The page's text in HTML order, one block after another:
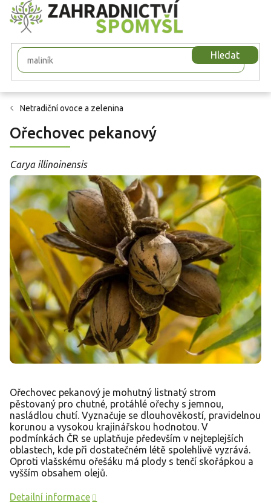
Přejít
na
obsah
Hledat
Netradiční ovoce a zelenina
Ořechovec pekanový
Carya illinoinensis
Ořechovec pekanový je mohutný listnatý strom
pěstovaný pro chutné, protáhlé ořechy s jemnou,
nasládlou chutí. Vyznačuje se dlouhověkostí, pravidelnou
korunou a vysokou krajinářskou hodnotou. V
podmínkách ČR se uplatňuje především v nejteplejších
oblastech, kde při dostatečném létě spolehlivě vyzrává.
Oproti vlašskému ořešáku má plody s tenčí skořápkou a
vyšším obsahem olejů.
Detailní informace